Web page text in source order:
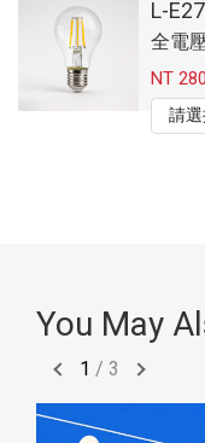
L-
(GH)
全電
NT 280
You May
1 / 3